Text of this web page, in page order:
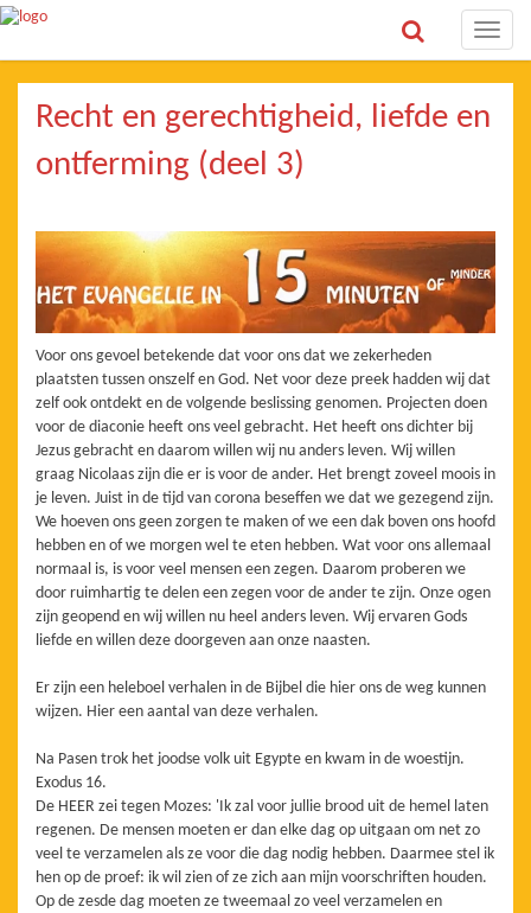
Toggle
Recht en gerechtigheid, liefde en
ontferming (deel 3)
Voor ons gevoel betekende dat voor ons dat we zekerheden
plaatsten tussen onszelf en God. Net voor deze preek hadden wij dat
zelf ook ontdekt en de volgende beslissing genomen. Projecten doen
voor de diaconie heeft ons veel gebracht. Het heeft ons dichter bij
Jezus gebracht en daarom willen wij nu anders leven. Wij willen
graag Nicolaas zijn die er is voor de ander. Het brengt zoveel moois in
je leven. Juist in de tijd van corona beseffen we dat we gezegend zijn.
We hoeven ons geen zorgen te maken of we een dak boven ons hoofd
hebben en of we morgen wel te eten hebben. Wat voor ons allemaal
normaal is, is voor veel mensen een zegen. Daarom proberen we
door ruimhartig te delen een zegen voor de ander te zijn. Onze ogen
zijn geopend en wij willen nu heel anders leven. Wij ervaren Gods
liefde en willen deze doorgeven aan onze naasten.
Er zijn een heleboel verhalen in de Bijbel die hier ons de weg kunnen
wijzen. Hier een aantal van deze verhalen.
Na Pasen trok het joodse volk uit Egypte en kwam in de woestijn.
Exodus 16.
De HEER zei tegen Mozes: 'Ik zal voor jullie brood uit de hemel laten
regenen. De mensen moeten er dan elke dag op uitgaan om net zo
veel te verzamelen als ze voor die dag nodig hebben. Daarmee stel ik
hen op de proef: ik wil zien of ze zich aan mijn voorschriften houden.
Op de zesde dag moeten ze tweemaal zo veel verzamelen en